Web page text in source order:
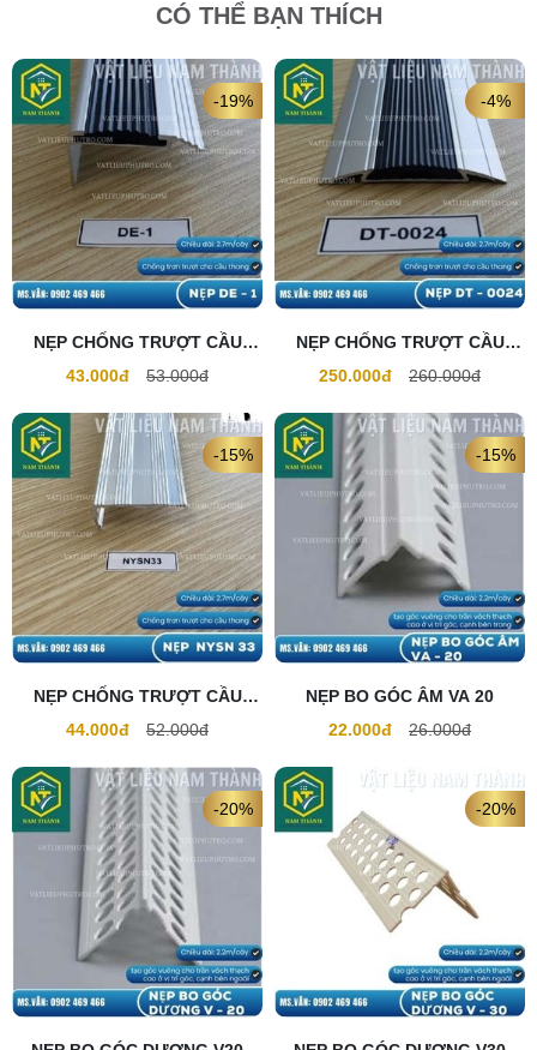
CÓ THỂ BẠN THÍCH
NẸP CHỐNG TRƯỢT CẦU
THANG DE - 1
43.000đ 53.000đ
-19%
NẸP CHỐNG TRƯỢT CẦU
THANG DT - 0024
250.000đ 260.000đ
-4%
NẸP CHỐNG TRƯỢT CẦU
THANG NYSN33
44.000đ 52.000đ
-15%
NẸP BO GÓC ÂM VA 20
22.000đ
26.000đ
-15%
-20% -20%